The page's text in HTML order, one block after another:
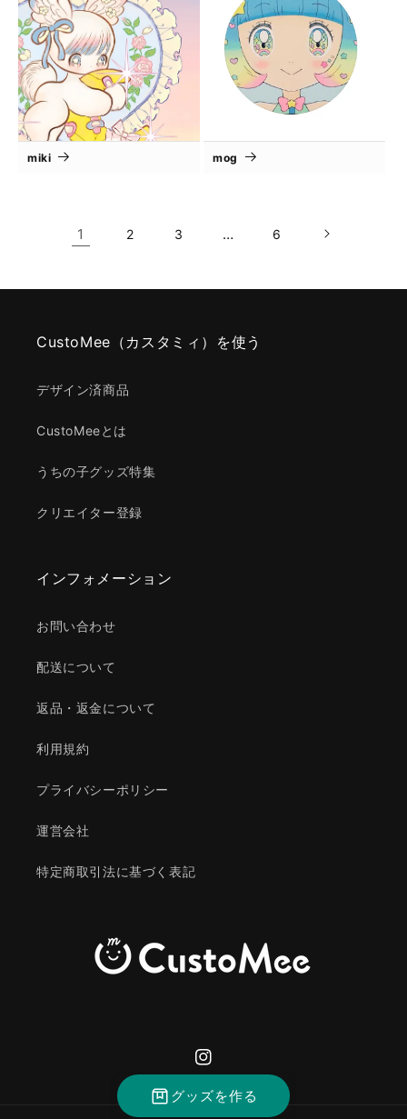
miki mog
1 2 3 … 6
CustoMee（カスタミィ）を使う
デザイン済商品
CustoMeeとは
うちの子グッズ特集
クリエイター登録
インフォメーション
お問い合わせ
配送について
返品・返金について
利用規約
プライバシーポリシー
運営会社
特定商取引法に基づく表記
Instagram
グッズを作る